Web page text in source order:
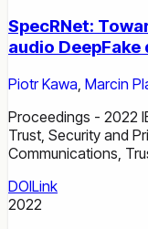
SpecRNet:
audio
Piotr Kawa Marcin
Proceedings - 2022
Trust, Security and
Communications,
DOILink
2022